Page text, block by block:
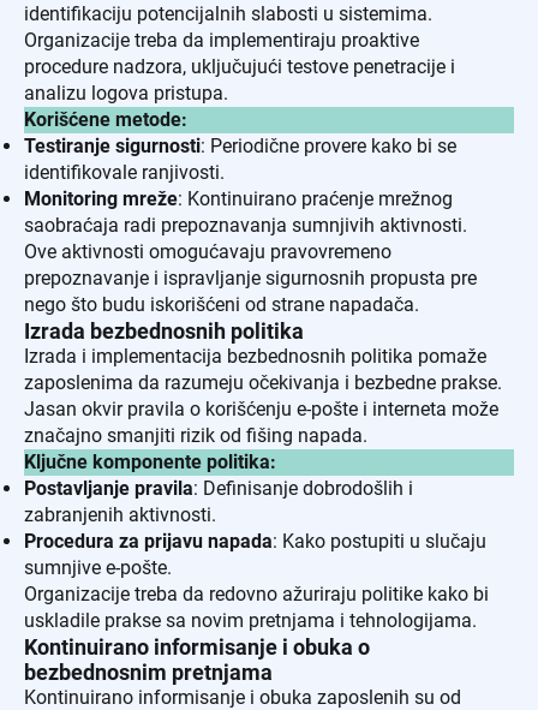
identifikaciju potencijalnih slabosti u sistemima.
Organizacije treba da implementiraju proaktive
procedure nadzora, uključujući testove penetracije i
analizu logova pristupa.
Korišćene metode:
Testiranje sigurnosti: Periodične provere kako bi se
identifikovale ranjivosti.
Monitoring mreže: Kontinuirano praćenje mrežnog
saobraćaja radi prepoznavanja sumnjivih aktivnosti.
Ove aktivnosti omogućavaju pravovremeno
prepoznavanje i ispravljanje sigurnosnih propusta pre
nego što budu iskorišćeni od strane napadača.
Izrada bezbednosnih politika
Izrada i implementacija bezbednosnih politika pomaže
zaposlenima da razumeju očekivanja i bezbedne prakse.
Jasan okvir pravila o korišćenju e-pošte i interneta može
značajno smanjiti rizik od fišing napada.
Ključne komponente politika:
Postavljanje pravila: Definisanje dobrodošlih i
zabranjenih aktivnosti.
Procedura za prijavu napada: Kako postupiti u slučaju
sumnjive e-pošte.
Organizacije treba da redovno ažuriraju politike kako bi
uskladile prakse sa novim pretnjama i tehnologijama.
Kontinuirano informisanje i obuka o
bezbednosnim pretnjama
Kontinuirano informisanje i obuka zaposlenih su od